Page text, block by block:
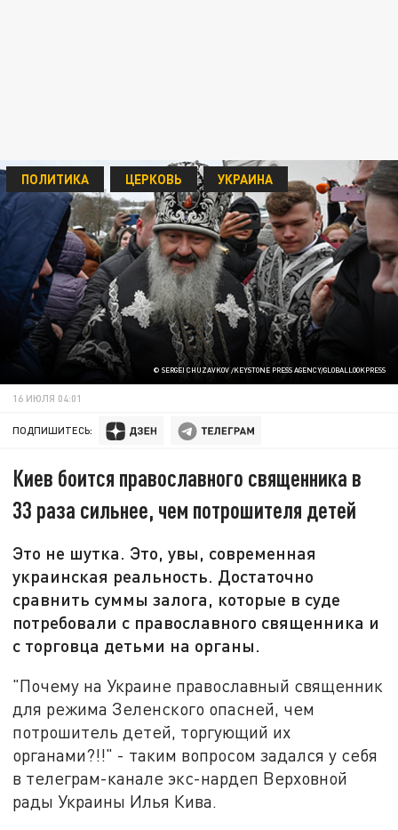
© SERGEI CHUZAVKOV /KEYSTONE PRESS AGENCY/GLOBALLOOKPRESS
ПОЛИТИКА ЦЕРКОВЬ УКРАИНА
16 ИЮЛЯ 04:01
ПОДПИШИТЕСЬ:
Киев боится православного священника в
33 раза сильнее, чем потрошителя детей
Это не шутка. Это, увы, современная
украинская реальность. Достаточно
сравнить суммы залога, которые в суде
потребовали с православного священника и
с торговца детьми на органы.
"Почему на Украине православный священник
для режима Зеленского опасней, чем
потрошитель детей, торгующий их
органами?!!" - таким вопросом задался у себя
в телеграм-канале экс-нардеп Верховной
рады Украины Илья Кива.